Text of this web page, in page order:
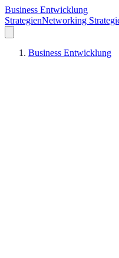
Business Entwicklung
StrategienNetworking
Business Entwicklung